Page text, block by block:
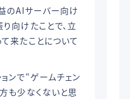
のAIサーバー向け
向けたことで、立
来たことについて
ンで“ゲームチェン
も少なくないと思